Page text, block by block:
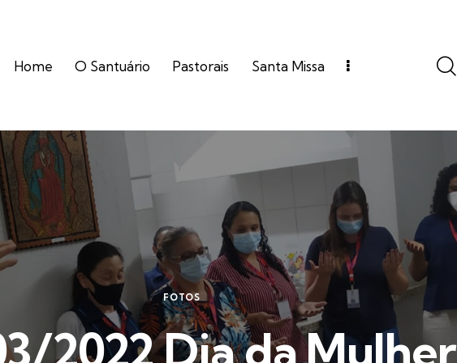
Home O Santuário Pastorais Santa Missa
FOTOS
2022 Dia da Mulher